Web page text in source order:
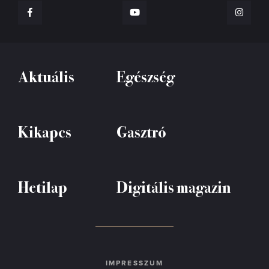
Aktuális Egészség
Kikapcs Gasztró
Hetilap Digitális magazin
IMPRESSZUM